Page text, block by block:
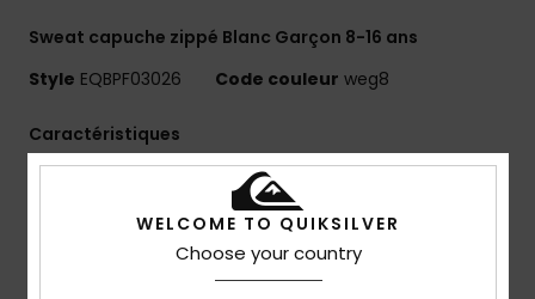
Sweat capuche zippé Blanc Garçon 8-16 ans
Style EQBPF03026 Code couleur weg8
Caractéristiques
aventures quotidiennes / temps froid
Avantages : technologie WarmFlight pour une
isolation thermique optimale et une grande
WELCOME TO QUIKSILVER
Choose your country